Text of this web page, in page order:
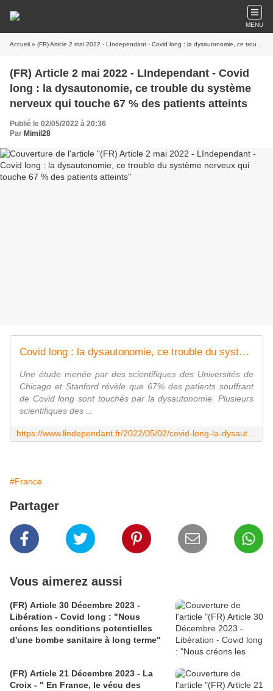
MENU
Accueil » (FR) Article 2 mai 2022 - LIndependant - Covid long : la dysautonomie, ce trouble du système nerveux qui touche 67 % des patients atteints
(FR) Article 2 mai 2022 - LIndependant - Covid
long : la dysautonomie, ce trouble du système
nerveux qui touche 67 % des patients atteints
Publié le 02/05/2022 à 20:36
Par Mimil28
Covid long : la dysautonomie, ce trouble du système nerveux qui touche 67 % des patients atteints
Une étude menée par des scientifiques des Universités de
Chicago et Stanford révèle que 67% des patients souffrant
de Covid long sont touchés par la dysautonomie. Plusieurs
scientifiques des ...
#France
Partager
Vous aimerez aussi
(FR) Article 30 Décembre 2023 -
Libération - Covid long : "Nous
créons les conditions potentielles
d'une bombe sanitaire à long terme"
(FR) Article 21 Décembre 2023 - La
Croix - " En France, le vécu des